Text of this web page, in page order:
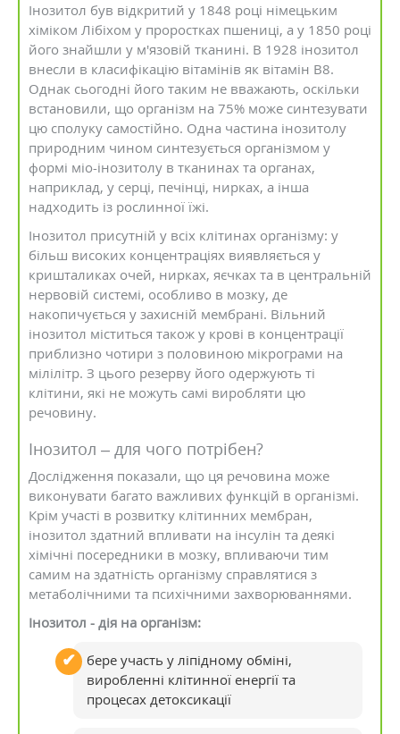
Інозитол був відкритий у 1848 році німецьким
хіміком Лібіхом у проростках пшениці, а у 1850 році
його знайшли у м'язовій тканині. В 1928 інозитол
внесли в класифікацію вітамінів як вітамін В8.
Однак сьогодні його таким не вважають, оскільки
встановили, що організм на 75% може синтезувати
цю сполуку самостійно. Одна частина інозитолу
природним чином синтезується організмом у
формі міо-інозитолу в тканинах та органах,
наприклад, у серці, печінці, нирках, а інша
надходить із рослинної їжі.
Інозитол присутній у всіх клітинах організму: у
більш високих концентраціях виявляється у
кришталиках очей, нирках, яєчках та в центральній
нервовій системі, особливо в мозку, де
накопичується у захисній мембрані. Вільний
інозитол міститься також у крові в концентрації
приблизно чотири з половиною мікрограми на
мілілітр. З цього резерву його одержують ті
клітини, які не можуть самі виробляти цю
речовину.
Інозитол – для чого потрібен?
Дослідження показали, що ця речовина може
виконувати багато важливих функцій в організмі.
Крім участі в розвитку клітинних мембран,
інозитол здатний впливати на інсулін та деякі
хімічні посередники в мозку, впливаючи тим
самим на здатність організму справлятися з
метаболічними та психічними захворюваннями.
Інозитол - дія на організм:
бере участь у ліпідному обміні,
виробленні клітинної енергії та
процесах детоксикації